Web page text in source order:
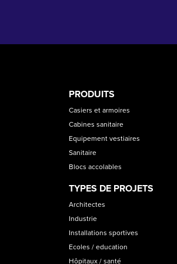
PRODUCT
PRODUITS
Casiers et armoires
Cabines sanitaire
Equipement vestiaires
Sanitaire
Blocs accolables
TYPES DE PROJETS
Architectes
Industrie
Installations sportives
Ecoles / education
Hôpitaux / santé